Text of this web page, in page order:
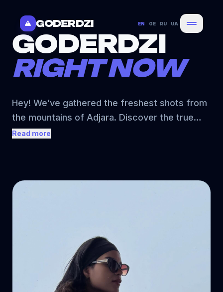
GODERDZI EN GE RU UA
GODERDZI
RIGHT NOW
Hey! We’ve gathered the freshest shots from
the mountains of Adjara. Discover the true
atmosphere, snowfall reports, and the vibes
Read more